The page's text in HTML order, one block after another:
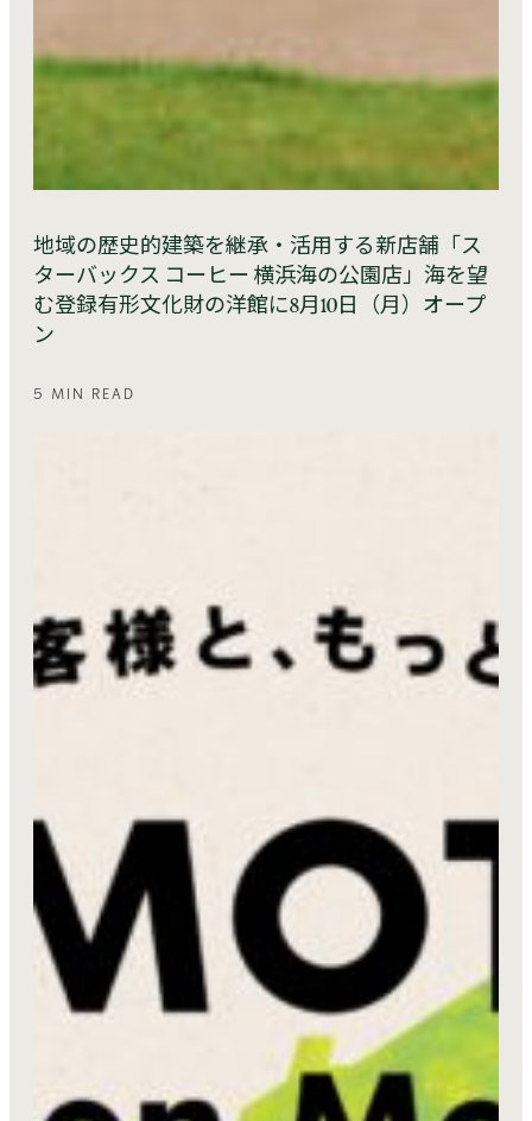
地域の歴史的建築を継承・活用する新店舗「ス
ターバックス コーヒー 横浜海の公園店」海を望
む登録有形文化財の洋館に8月10日（月）オープ
ン
5 MIN READ